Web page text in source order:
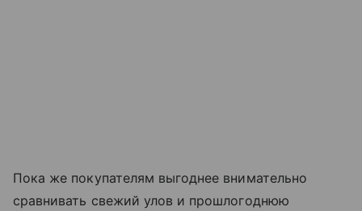
Пока же покупателям выгоднее внимательно
сравнивать свежий улов и прошлогоднюю